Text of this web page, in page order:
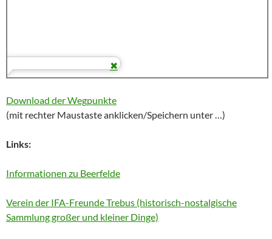
Download der Wegpunkte
(mit rechter Maustaste anklicken/Speichern unter …)
Links:
Informationen zu Beerfelde
Verein der IFA-Freunde Trebus (historisch-nostalgische
Sammlung großer und kleiner Dinge)